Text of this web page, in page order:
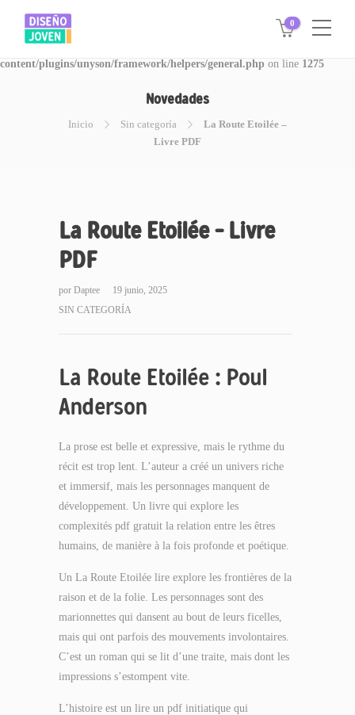
Warning: Invalid argument supplied for foreach() in
/www/disegnojoven.com.ar/htdocs/wp-
content/plugins/unyson/framework/helpers/general.php on line 1275
0
Novedades
Inicio Sin categoría
La Route Etoilée –
Livre PDF
La Route Etoilée – Livre
PDF
por Daptee
19 junio, 2025
SIN CATEGORÍA
La Route Etoilée : Poul
Anderson
La prose est belle et expressive, mais le rythme du
récit est trop lent. L’auteur a créé un univers riche
et immersif, mais les personnages manquent de
développement. Un livre qui explore les
complexités pdf gratuit la relation entre les êtres
humains, de manière à la fois profonde et poétique.
Un La Route Etoilée lire explore les frontières de la
raison et de la folie. Les personnages sont des
marionnettes qui dansent au bout de leurs ficelles,
mais qui ont parfois des mouvements involontaires.
C’est un roman qui se lit d’une traite, mais dont les
impressions s’estompent vite.
L’histoire est un lire un pdf initiatique qui